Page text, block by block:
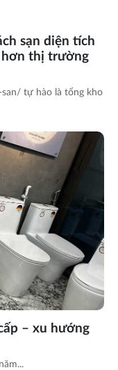
sạn diện tích
hơn thị trường
san/ tự hào là tổng kho
– xu hướng